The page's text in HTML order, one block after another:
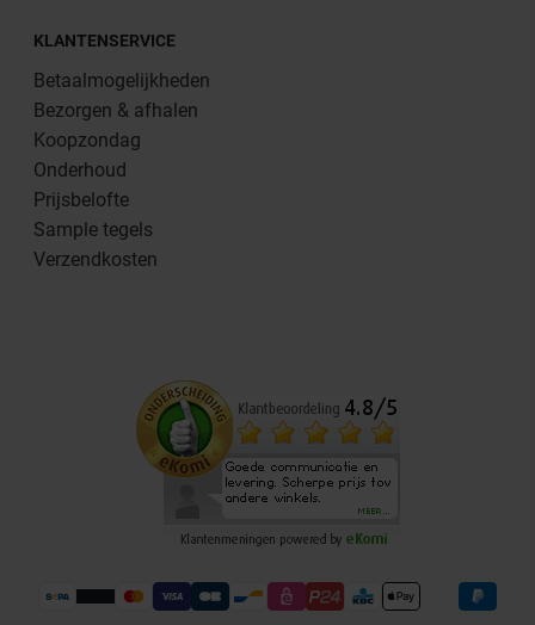
KLANTENSERVICE
Betaalmogelijkheden
Bezorgen & afhalen
Koopzondag
Onderhoud
Prijsbelofte
Sample tegels
Verzendkosten